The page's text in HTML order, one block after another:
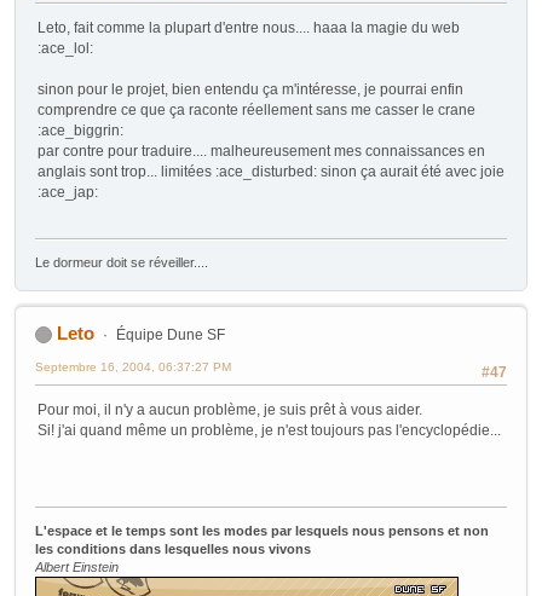
Leto, fait comme la plupart d'entre nous.... haaa la magie du web
:ace_lol:
sinon pour le projet, bien entendu ça m'intéresse, je pourrai enfin
comprendre ce que ça raconte réellement sans me casser le crane
:ace_biggrin:
par contre pour traduire.... malheureusement mes connaissances en
anglais sont trop... limitées :ace_disturbed: sinon ça aurait été avec joie
:ace_jap:
Le dormeur doit se réveiller....
Leto Équipe Dune SF
#47
Septembre 16, 2004, 06:37:27 PM
Pour moi, il n'y a aucun problème, je suis prêt à vous aider.
Si! j'ai quand même un problème, je n'est toujours pas l'encyclopédie...
L'espace et le temps sont les modes par lesquels nous pensons et non
les conditions dans lesquelles nous vivons
Albert Einstein